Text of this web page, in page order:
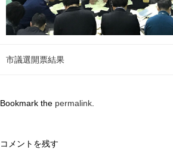
市議選開票結果
Bookmark the permalink
コメントを残す